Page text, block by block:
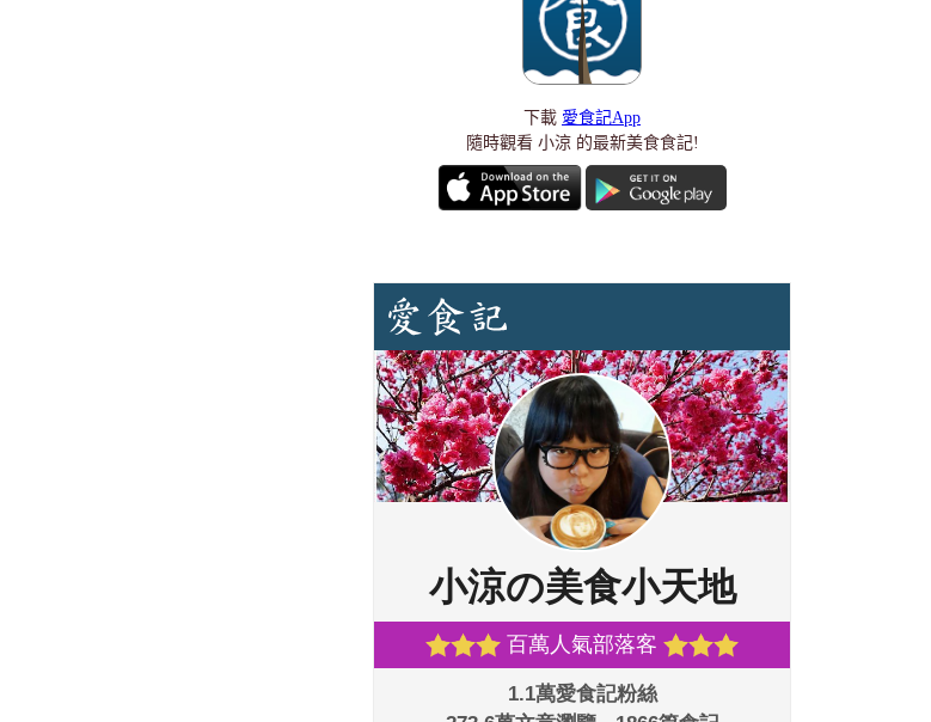
下載 愛食記App
隨時觀看 小涼 的最新美食食記!